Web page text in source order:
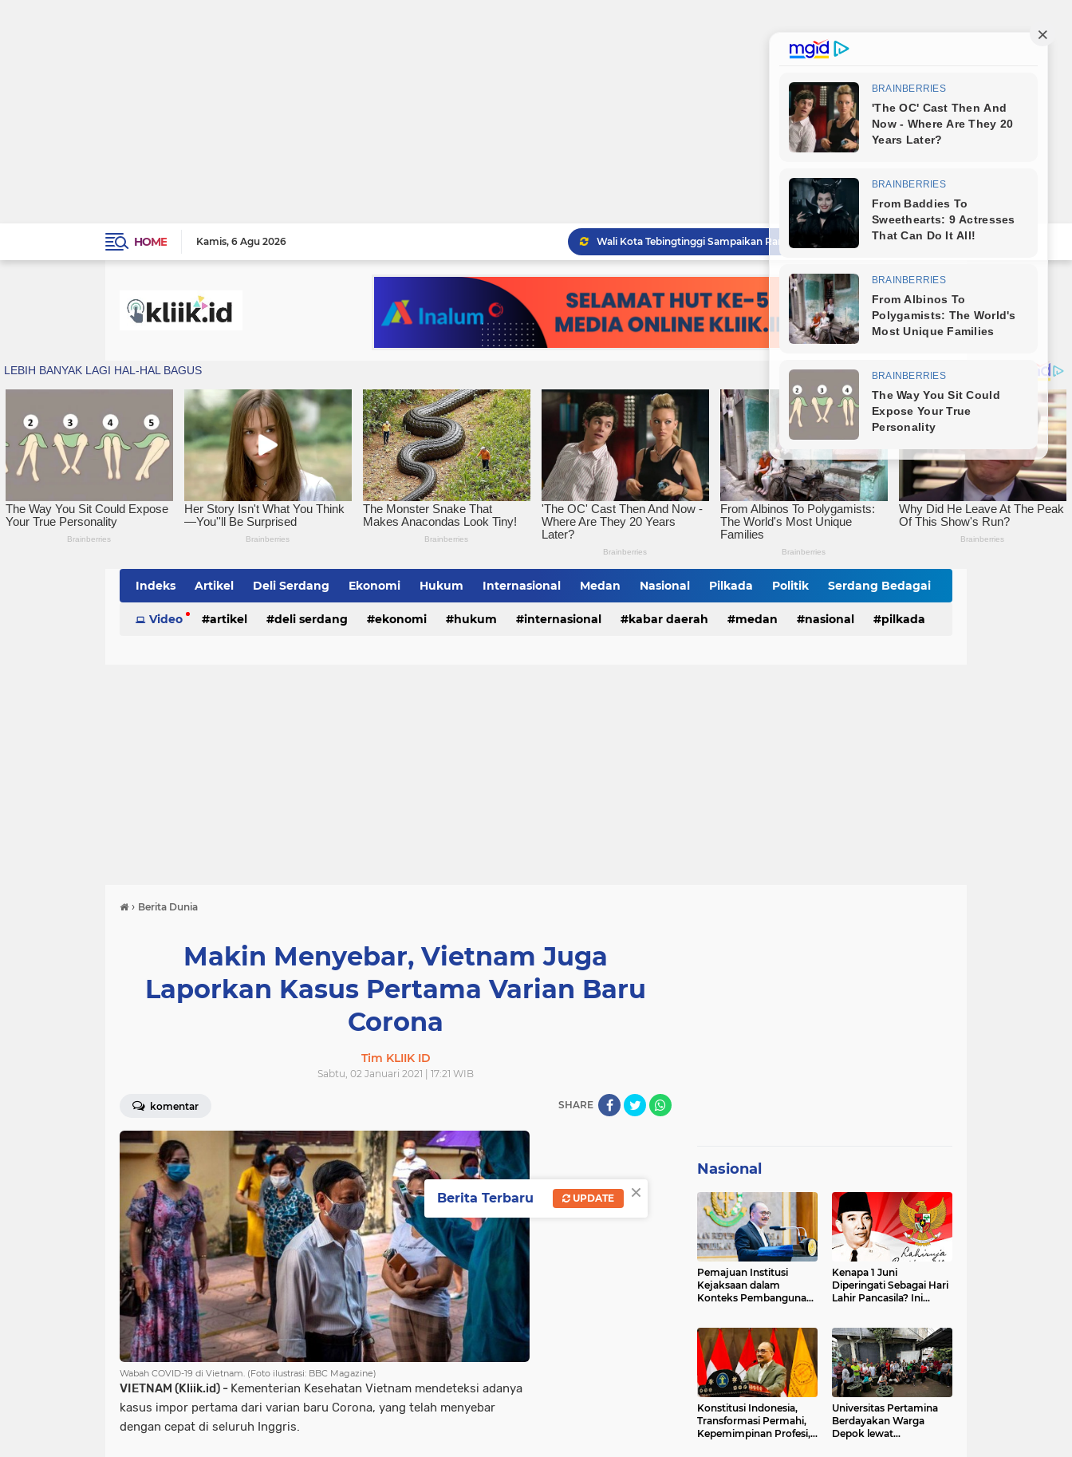
HOME Kamis 6 Agu 2026
Sambut HUT RI ke-81, Wali Kota Tebingtinggi Bagikan Bendera Merah Putih Kepada Masyarakat
Sekda Tebingtinggi Hadiri Penutupan PRSU 2026 dan Dukung Kolaborasi Pembangunan Sumut
Pemko Tebingtinggi Sambut Kedatangan Taruna AKPOL, Sekda: Jadikan Momen Berbagi Ilmu
Pemko Tebingtinggi Komitmen Percepatan Turunkan Stunting
Bareng Kapolres dan Dandim, Wali Kota Tebingtinggi Jamu Taruna AKPOL di Rumah Dinas
Wali Kota Tebingtinggi Tinjau Rumah Tidak Layak Huni, Warga Sampaikan Apresiasi
Wali Kota Dampingi Dandim 0204/DS Tinjau Kunjungan Taruna AKPOL di Sekolah Rakyat Tebingtinggi
Wali Kota Tebingtinggi Sampaikan Ranperda Pertanggungjawaban APBD 2025
Indeks Artikel Deli Serdang Ekonomi Hukum Internasional Medan Nasional Pilkada Politik Serdang Bedagai
Simalungun Sumatera Utara Tebing Tinggi
Video artikel deli serdang ekonomi hukum internasional kabar daerah medan nasional pilkada
› Berita Dunia
Makin Menyebar, Vietnam Juga
Laporkan Kasus Pertama Varian Baru
Corona
Tim KLIIK ID
Sabtu, 02 Januari 2021 | 17:21 WIB
komentar SHARE
Wabah COVID-19 di Vietnam. (Foto ilustrasi: BBC Magazine)
VIETNAM (Kliik.id) - Kementerian Kesehatan Vietnam mendeteksi adanya
kasus impor pertama dari varian baru Corona, yang telah menyebar
dengan cepat di seluruh Inggris.
Nasional
Pemajuan Institusi
Kejaksaan dalam
Konteks Pembangunan
Kenapa 1 Juni
Diperingati Sebagai Hari
Lahir Pancasila? Ini
Konstitusi Indonesia,
Transformasi Permahi,
Kepemimpinan Profesi,
Universitas Pertamina
Berdayakan Warga
Depok lewat
×
Berita Terbaru UPDATE